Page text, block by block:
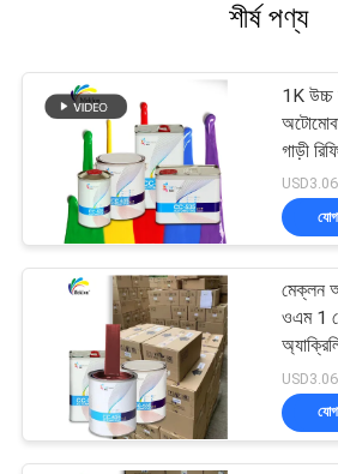
শীর্ষ পণ্য
1K
গাড়ী
মেক্লন
ওএম 1